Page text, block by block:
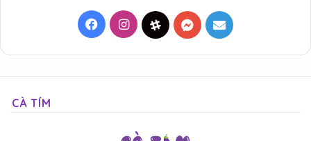
FacebookInstagramThreadsMessenger
Mail
CÀ TÍM